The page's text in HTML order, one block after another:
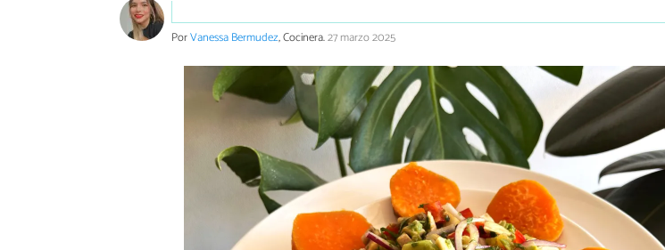
PorVanessa Bermudez, Cocinera.27 marzo 2025